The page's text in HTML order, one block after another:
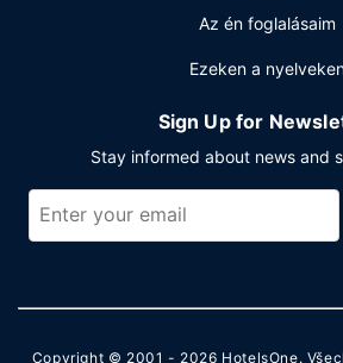
Az én foglalásaim
Ezeken a
Sign Up for
Stay informed about news and
Copyright © 2001 - 2026 HotelsOne.